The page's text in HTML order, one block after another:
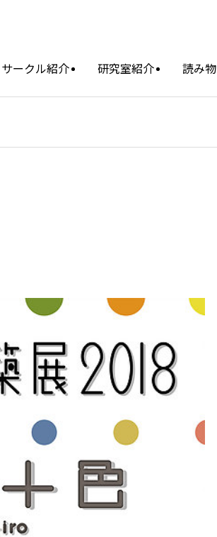
サークル紹介 研究室紹介 読み物